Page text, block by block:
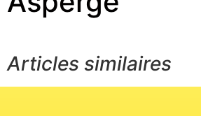
Articles similaires